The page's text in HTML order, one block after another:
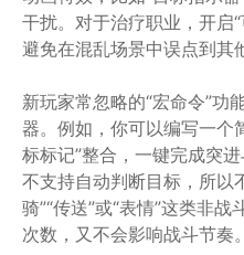
干扰。对于治疗职业，开启
避免在混乱场景中误点到其
新玩家常忽略的“宏命令”功
器。例如，你可以编写一个
标标记”整合，一键完成突
不支持自动判断目标，所以
骑”“传送”或“表情”这类非
次数，又不会影响战斗节奏。